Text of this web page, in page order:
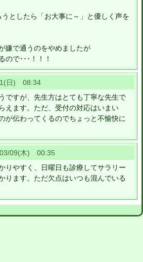
としたら「お大事に～」と優しく声を
嫌で通うのをやめましたが
ので･･･！！！
日) 08:34
ですが、先生方はとても丁寧な先生で
えます。ただ、受付の対応はいまい
が伝わってくるのでちょっと不愉快に
09(木) 00:35
りやすく、日曜日も診療してサラリー
ります。ただ欠点はいつも混んでいる